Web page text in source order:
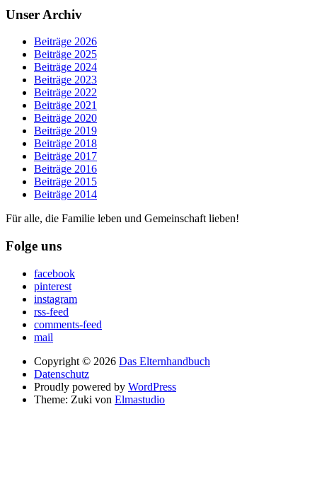
Unser Archiv
Beiträge 2026
Beiträge 2025
Beiträge 2024
Beiträge 2023
Beiträge 2022
Beiträge 2021
Beiträge 2020
Beiträge 2019
Beiträge 2018
Beiträge 2017
Beiträge 2016
Beiträge 2015
Beiträge 2014
Für alle, die Familie leben und Gemeinschaft lieben!
Folge uns
facebook
pinterest
instagram
rss-feed
comments-feed
mail
Copyright © 2026 Das Elternhandbuch
Datenschutz
Proudly powered by WordPress
Theme: Zuki von Elmastudio